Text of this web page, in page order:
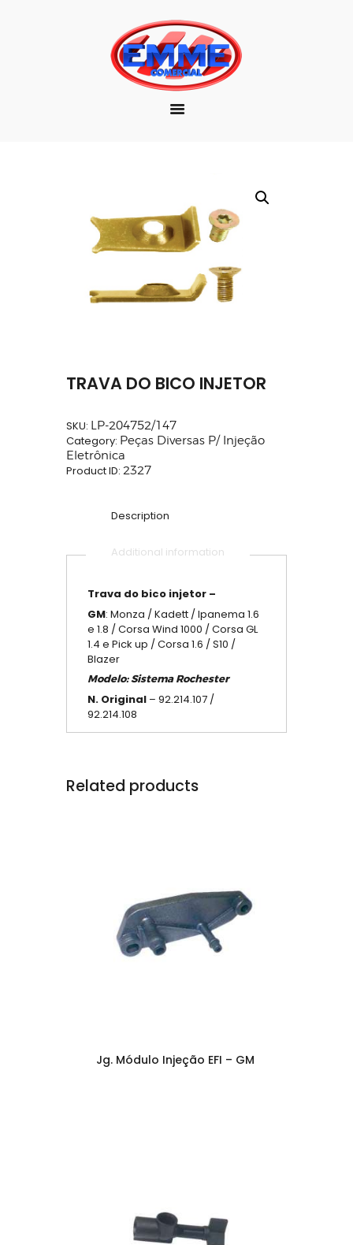
EMPRESA
MARCAS
PRODUTOS
TRAVA DO BICO INJETOR
SKU: LP-204752/147
Category: Peças Diversas P/ Injeção
Eletrônica
Product ID: 2327
Description
Additional information
Trava do bico injetor –
GM: Monza / Kadett / Ipanema 1.6
e 1.8 / Corsa Wind 1000 / Corsa GL
1.4 e Pick up / Corsa 1.6 / S10 /
Blazer
Modelo: Sistema Rochester
N. Original – 92.214.107 /
92.214.108
Related products
Jg. Módulo Injeção EFI – GM